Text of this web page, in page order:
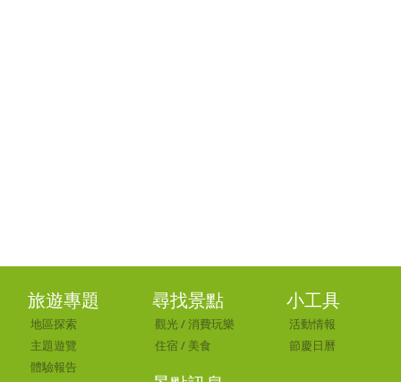
旅遊專題
地區探索
主題遊覽
體驗報告
尋找景點
觀光 /消費玩樂
住宿 / 美食
小工具
活動情報
節慶日曆